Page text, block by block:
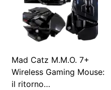
Mad Catz M.M.O. 7+
Wireless Gaming Mouse:
il ritorno…